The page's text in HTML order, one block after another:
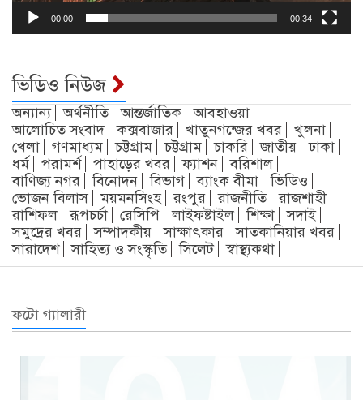
00:00 00:34
ভিডিও নিউজ
অন্যান্য অর্থনীতি আন্তর্জাতিক
আবহাওয়া
আলোচিত সংবাদ
কক্সবাজার খাতুনগন্জের খবর
খুলনা
খেলা
গণমাধ্যম চট্টগ্রাম চট্টগ্রাম চাকরি জাতীয়
ঢাকা
ধর্ম
পরামর্শ পাহাড়ের খবর ফ্যাশন
বরিশাল
বাণিজ্য নগর
বিনোদন বিভাগ ব্যাংক বীমা
ভিডিও
ভোজন বিলাস
ময়মনসিংহ রংপুর রাজনীতি
রাজশাহী
রাশিফল
রূপচর্চা রেসিপি লাইফষ্টাইল শিক্ষা
সদাই
সমুদ্রের খবর
সম্পাদকীয় সাক্ষাৎকার
সাতকানিয়ার খবর
সারাদেশ
সাহিত্য ও সংস্কৃতি সিলেট স্বাস্থ্যকথা
ফটো গ্যালারী